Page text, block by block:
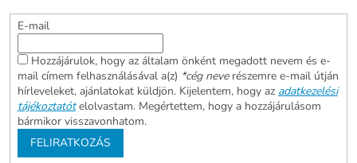
E-mail
Hozzájárulok, hogy az általam önként megadott nevem és e-
mail címem felhasználásával a(z) *cég neverészemre e-mail útján
hírleveleket, ajánlatokat küldjön. Kijelentem, hogy az adatkezelési
tájékoztatót elolvastam. Megértettem, hogy a hozzájárulásom
bármikor visszavonhatom.
FELIRATKOZÁS